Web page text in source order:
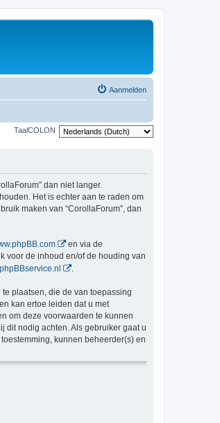
Aanmelden
TaalCOLON
dan niet langer.
Het is echter aan te raden om
maken van “CorollaForum”, dan
en via de
voor de inhoud en/of de houding van
plaatsen, die de van toepassing
kan ertoe leiden dat u met
om deze voorwaarden te kunnen
dit nodig achten. Als gebruiker gaat u
kunnen beheerder(s) en